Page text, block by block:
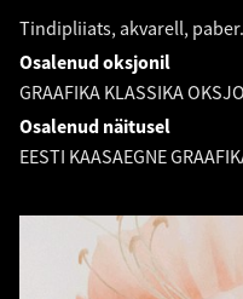
Tindipliiats, akvarell, paber.
Osalenud oksjonil
GRAAFIKA KLASSIKA
Osalenud näitusel
EESTI KAASAEGNE